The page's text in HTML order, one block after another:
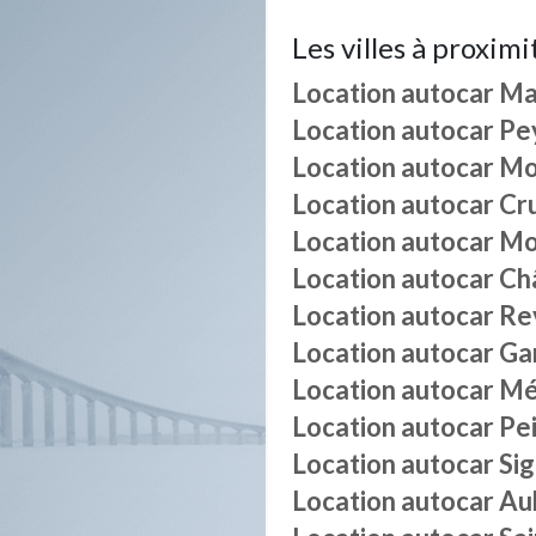
Les villes à
Location autocar
Location autocar
Location autocar
Location autocar
Location autocar
Location autocar
Location autocar
Location autocar
Location autocar
Location autocar
Location autocar
Location autocar